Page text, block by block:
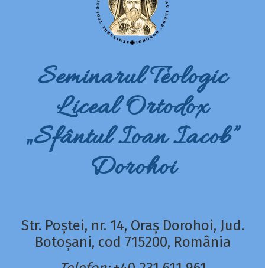
Seminarul Teologic
Liceal Ortodox
„Sfântul Ioan Iacob”
Dorohoi
Str. Poștei, nr. 14, Oraș Dorohoi, Jud.
Botoșani, cod 715200, România